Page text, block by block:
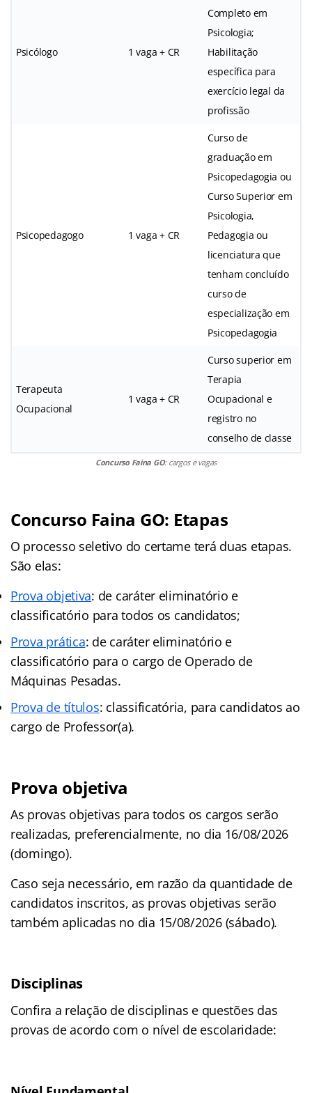
Psicólogo 1 vaga + CR
Completo em
Psicologia;
Habilitação
específica para
exercício legal da
profissão
Psicopedagogo 1 vaga + CR
Curso de
graduação em
Psicopedagogia ou
Curso Superior em
Psicologia,
Pedagogia ou
licenciatura que
tenham concluído
curso de
especialização em
Psicopedagogia
Terapeuta
Ocupacional
1 vaga + CR
Curso superior em
Terapia
Ocupacional e
registro no
conselho de classe
Concurso Faina GO: cargos e vagas
Concurso Faina GO: Etapas
O processo seletivo do certame terá duas etapas.
São elas:
Prova objetiva: de caráter eliminatório e
classificatório para todos os candidatos;
Prova prática: de caráter eliminatório e
classificatório para o cargo de Operado de
Máquinas Pesadas.
Prova de títulos: classificatória, para candidatos ao
cargo de Professor(a).
Prova objetiva
As provas objetivas para todos os cargos serão
realizadas, preferencialmente, no dia 16/08/2026
(domingo).
Caso seja necessário, em razão da quantidade de
candidatos inscritos, as provas objetivas serão
também aplicadas no dia 15/08/2026 (sábado).
Disciplinas
Confira a relação de disciplinas e questões das
provas de acordo com o nível de escolaridade: